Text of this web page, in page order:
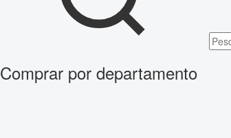
Comprar por departamento